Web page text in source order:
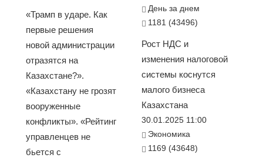
«Трамп в ударе. Как
первые решения
новой администрации
отразятся на
Казахстане?».
«Казахстану не грозят
вооруженные
конфликты». «Рейтинг
управленцев не
бьется с
День за днем
1181 (43496)
Рост НДС и
изменения налоговой
системы коснутся
малого бизнеса
Казахстана
30.01.2025 11:00
Экономика
1169 (43648)